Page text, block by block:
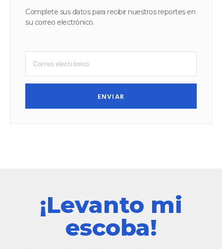
Complete sus datos para recibir nuestros reportes en
su correo electrónico.
ENVIAR
¡Levanto mi
escoba!